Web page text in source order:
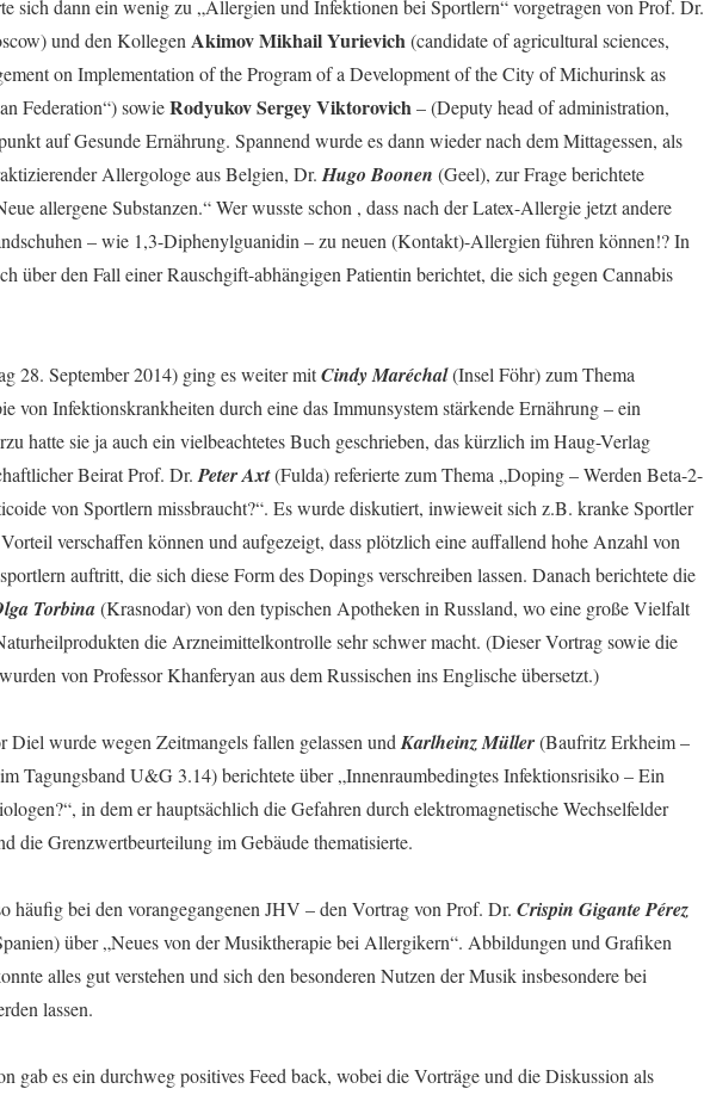
sich dann ein wenig zu „Allergien und Infektionen bei Sportlern“ vorgetragen von Prof. Dr.
und den KollegenAkimov Mikhail Yurievich(candidate of agricultural sciences,
on Implementation of the Program of a Development of the City of Michurinsk as
Federation“) sowieRodyukov Sergey Viktorovich– (Deputy head of administration,
auf Gesunde Ernährung. Spannend wurde es dann wieder nach dem Mittagessen, als
Allergologe aus Belgien, Dr.Hugo Boonen (Geel), zur Frage berichtete
allergene Substanzen.“ Wer wusste schon , dass nach der Latex-Allergie jetzt andere
– wie 1,3-Diphenylguanidin – zu neuen (Kontakt)-Allergien führen können!? In
über den Fall einer Rauschgift-abhängigen Patientin berichtet, die sich gegen Cannabis
28. September 2014) ging es weiter mitCindy Maréchal(Insel Föhr) zum Thema
von Infektionskrankheiten durch eine das Immunsystem stärkende Ernährung – ein
hatte sie ja auch ein vielbeachtetes Buch geschrieben, das kürzlich im Haug-Verlag
Beirat Prof. Dr.Peter Axt(Fulda) referierte zum Thema „Doping – Werden Beta-2-
von Sportlern missbraucht?“. Es wurde diskutiert, inwieweit sich z.B. kranke Sportler
verschaffen können und aufgezeigt, dass plötzlich eine auffallend hohe Anzahl von
auftritt, die sich diese Form des Dopings verschreiben lassen. Danach berichtete die
Torbina(Krasnodar) von den typischen Apotheken in Russland, wo eine große Vielfalt
die Arzneimittelkontrolle sehr schwer macht. (Dieser Vortrag sowie die
von Professor Khanferyan aus dem Russischen ins Englische übersetzt.)
Diel wurde wegen Zeitmangels fallen gelassen undKarlheinz Müller(Baufritz Erkheim –
Tagungsband U&G 3.14) berichtete über „Innenraumbedingtes Infektionsrisiko – Ein
in dem er hauptsächlich die Gefahren durch elektromagnetische Wechselfelder
die Grenzwertbeurteilung im Gebäude thematisierte.
häufig bei den vorangegangenen JHV – den Vortrag von Prof. Dr. Crispin Gigante Pérez
über „Neues von der Musiktherapie bei Allergikern“. Abbildungen und Grafiken
alles gut verstehen und sich den besonderen Nutzen der Musik insbesondere bei
lassen.
gab es ein durchweg positives Feed back, wobei die Vorträge und die Diskussion als